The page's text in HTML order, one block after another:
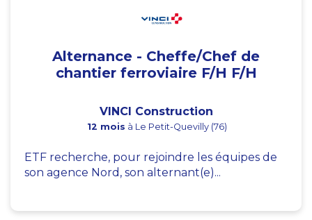
Alternance - Cheffe/Chef de
chantier ferroviaire F/H F/H
VINCI Construction
12 mois à Le Petit-Quevilly (76)
ETF recherche, pour rejoindre les équipes de
son agence Nord, son alternant(e)...